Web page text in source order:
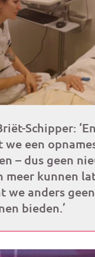
Schipper:
we een
– dus geen
meer kunnen
we anders
bieden.’